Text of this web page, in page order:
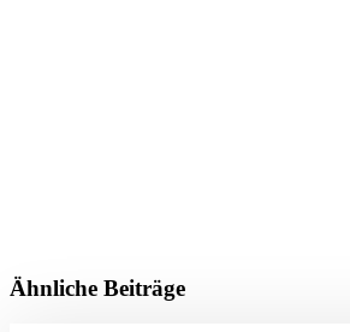
Ähnliche Beiträge